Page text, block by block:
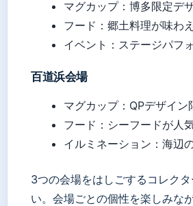
マグカップ：博多限定デ
フード：郷土料理が味わ
イベント：ステージパフ
百道浜会場
マグカップ：QPデザイン
フード：シーフードが人
イルミネーション：海辺
3つの会場をはしごするコレク
い。会場ごとの個性を楽しみなが